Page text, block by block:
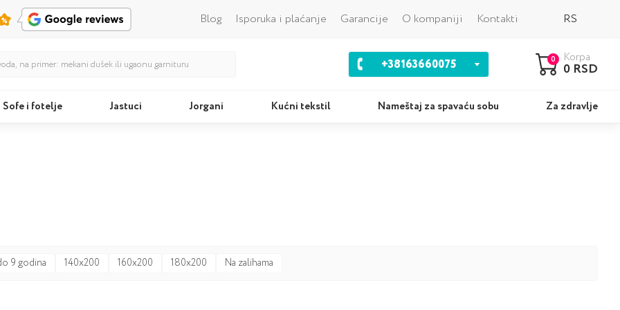
Blog Isporuka i plaćanje Garancije O kompaniji Kontakti RS
+38163660075 0 Korpa
0 RSD
Sofe i fotelje Jastuci Jorgani Kućni tekstil Nameštaj za spavaću sobu Za zdravlje
Nazad
9 godina 140x200 160x200 180x200 Na zalihama